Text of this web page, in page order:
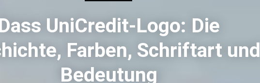
UniCredit-Logo: Die
Farben, Schriftart und
Bedeutung